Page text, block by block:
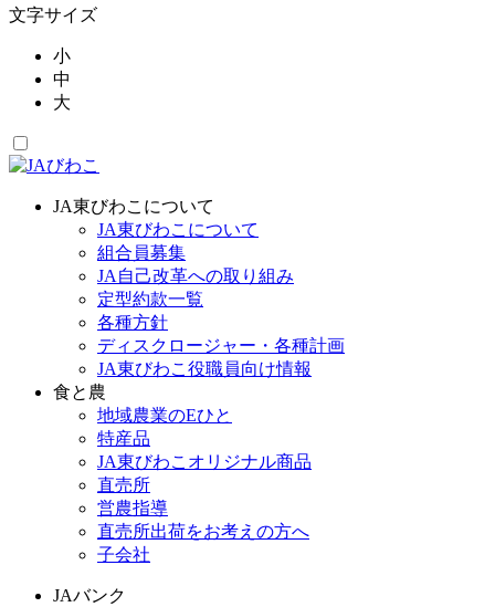
文字サイズ
小
中
大
JA東びわこについて
JA東びわこについて
組合員募集
JA自己改革への取り組み
定型約款一覧
各種方針
ディスクロージャー・各種計画
JA東びわこ役職員向け情報
食と農
地域農業のEひと
特産品
JA東びわこオリジナル商品
直売所
営農指導
直売所出荷をお考えの方へ
子会社
JAバンク